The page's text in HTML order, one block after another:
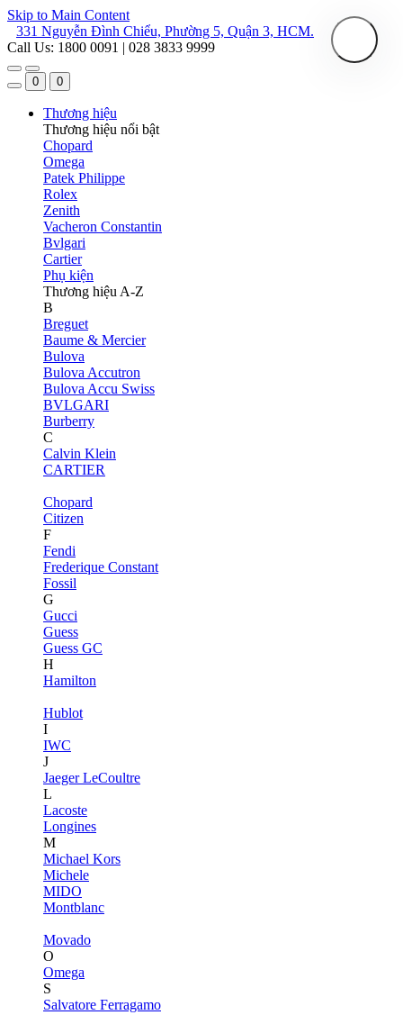
Skip to Main Content
331 Nguyễn Đình Chiểu, Phường 5, Quận 3, HCM.
Call Us: 1800 0091 | 028 3833 9999
0 0
Thương hiệu
Thương hiệu nổi bật
Chopard
Omega
Patek Philippe
Rolex
Zenith
Vacheron Constantin
Bvlgari
Cartier
Phụ kiện
Thương hiệu A-Z
B
Breguet
Baume & Mercier
Bulova
Bulova Accutron
Bulova Accu Swiss
BVLGARI
Burberry
C
Calvin Klein
CARTIER
Chopard
Citizen
F
Fendi
Frederique Constant
Fossil
G
Gucci
Guess
Guess GC
H
Hamilton
Hublot
I
IWC
J
Jaeger LeCoultre
L
Lacoste
Longines
M
Michael Kors
Michele
MIDO
Montblanc
Movado
O
Omega
S
Salvatore Ferragamo